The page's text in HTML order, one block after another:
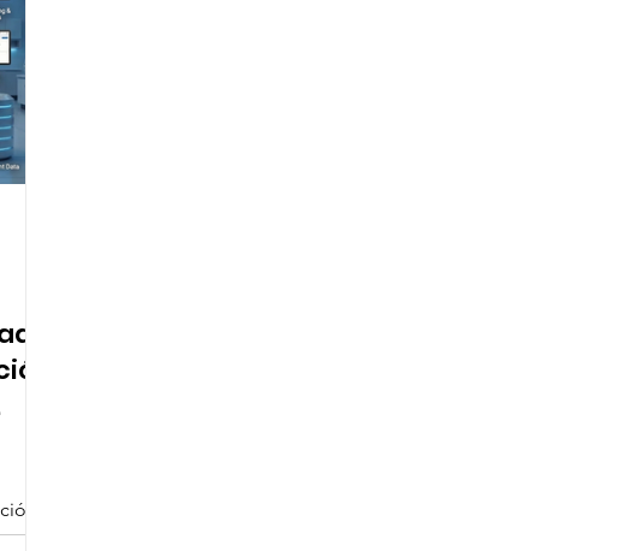
Integrados de Salud
Smart Healthcare Operations
Automation